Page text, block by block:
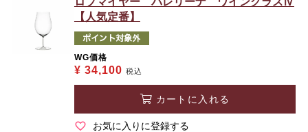
【人気定番】
WG価格
¥ 34,100 税込
カートに入れる
お気に入りに登録する